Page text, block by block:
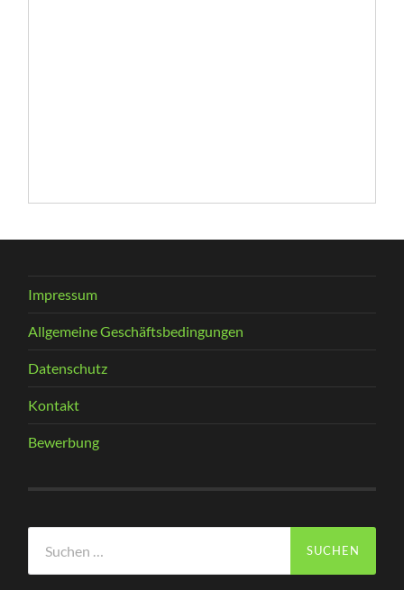
Impressum
Allgemeine Geschäftsbedingungen
Datenschutz
Kontakt
Bewerbung
nach: